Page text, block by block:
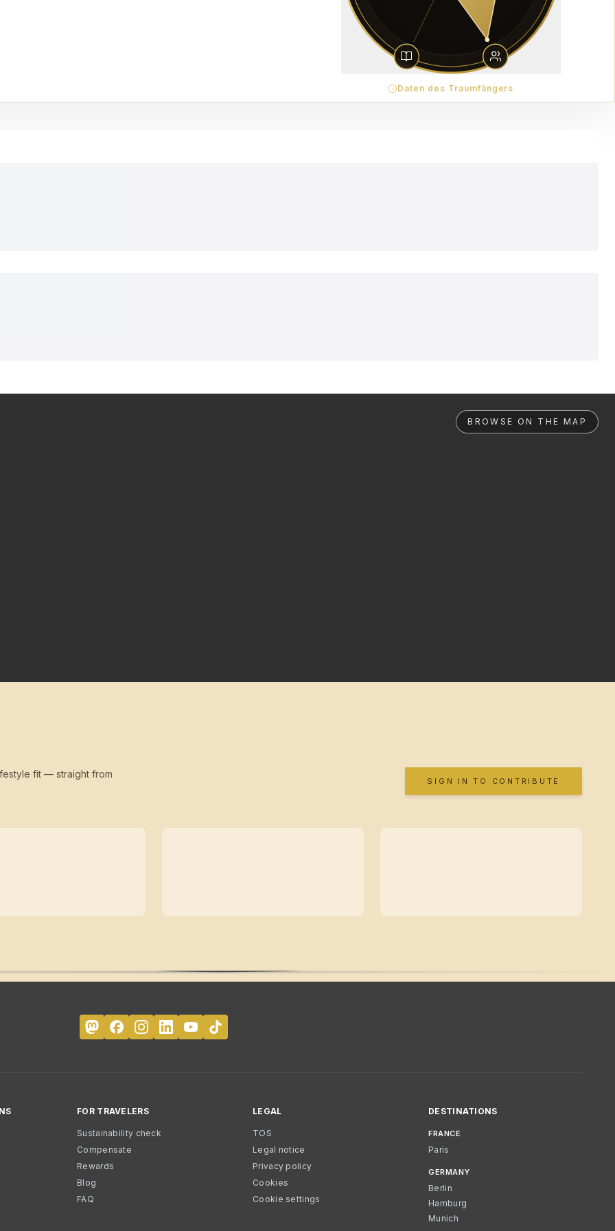
Daten des Traumfängers
BROWSE ON THE MAP
fit — straight from
SIGN IN TO CONTRIBUTE
FOR TRAVELERS
Sustainability check
Compensate
Rewards
Blog
FAQ
LEGAL
TOS
Legal notice
Privacy policy
Cookies
Cookie settings
DESTINATIONS
FRANCE
Paris
GERMANY
Berlin
Hamburg
Munich